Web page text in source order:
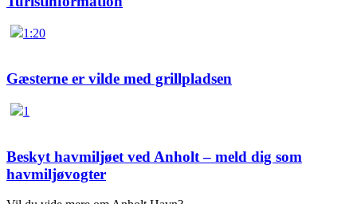
1:20
Gæsterne er vilde med grillpladsen
1
Beskyt havmiljøet ved Anholt – meld dig som
havmiljøvogter